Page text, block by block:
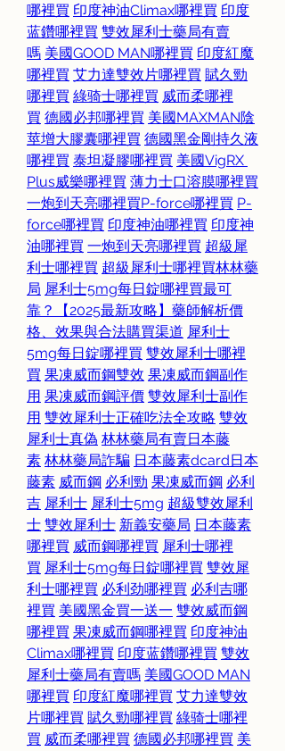
哪裡買 印度神油Climax哪裡買 印度
蓝鑽哪裡買 雙效犀利士藥局有賣
嗎 美國GOOD MAN哪裡買 印度紅魔
哪裡買 艾力達雙效片哪裡買 賦久勁
哪裡買 綠骑士哪裡買 威而柔哪裡
買 德國必邦哪裡買 美國MAXMAN陰
莖增大膠囊哪裡買 德國黑金剛持久液
哪裡買 泰坦凝膠哪裡買 美國VigRX
Plus威樂哪裡買 薄力士口溶膜哪裡買
一炮到天亮哪裡買P-force哪裡買 P-
force哪裡買 印度神油哪裡買 印度神
油哪裡買 一炮到天亮哪裡買 超級犀
利士哪裡買 超級犀利士哪裡買林林藥
局 犀利士5mg每日錠哪裡買最可
靠？【2025最新攻略】藥師解析價
格、效果與合法購買渠道 犀利士
5mg每日錠哪裡買 雙效犀利士哪裡
買 果凍威而鋼雙效 果凍威而鋼副作
用 果凍威而鋼評價 雙效犀利士副作
用 雙效犀利士正確吃法全攻略 雙效
犀利士真偽 林林藥局有賣日本藤
素 林林藥局詐騙 日本藤素dcard日本
藤素 威而鋼 必利勁 果凍威而鋼 必利
吉 犀利士 犀利士5mg 超級雙效犀利
士 雙效犀利士 新義安藥局 日本藤素
哪裡買 威而鋼哪裡買 犀利士哪裡
買 犀利士5mg每日錠哪裡買 雙效犀
利士哪裡買 必利劲哪裡買 必利吉哪
裡買 美國黑金買一送一 雙效威而鋼
哪裡買 果凍威而鋼哪裡買 印度神油
Climax哪裡買 印度蓝鑽哪裡買 雙效
犀利士藥局有賣嗎 美國GOOD MAN
哪裡買 印度紅魔哪裡買 艾力達雙效
片哪裡買 賦久勁哪裡買 綠骑士哪裡
買 威而柔哪裡買 德國必邦哪裡買 美